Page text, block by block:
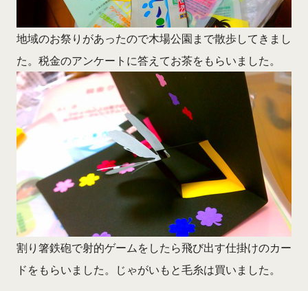
地域のお祭りがあったので木場公園まで散歩してきまし
た。税金のアンケートに答えてお茶をもらいました。
割り箸鉄砲で射的ゲームをしたら飛び出す仕掛けのカー
ドをもらいました。じゃがいもと毛糸は買いました。